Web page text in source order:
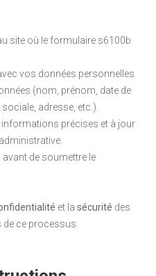
site où le formulaire s6100b
vos données personnelles
(nom, prénom, date de
adresse, etc.).
précises et à jour
de soumettre le
et la sécurité des
ce processus.